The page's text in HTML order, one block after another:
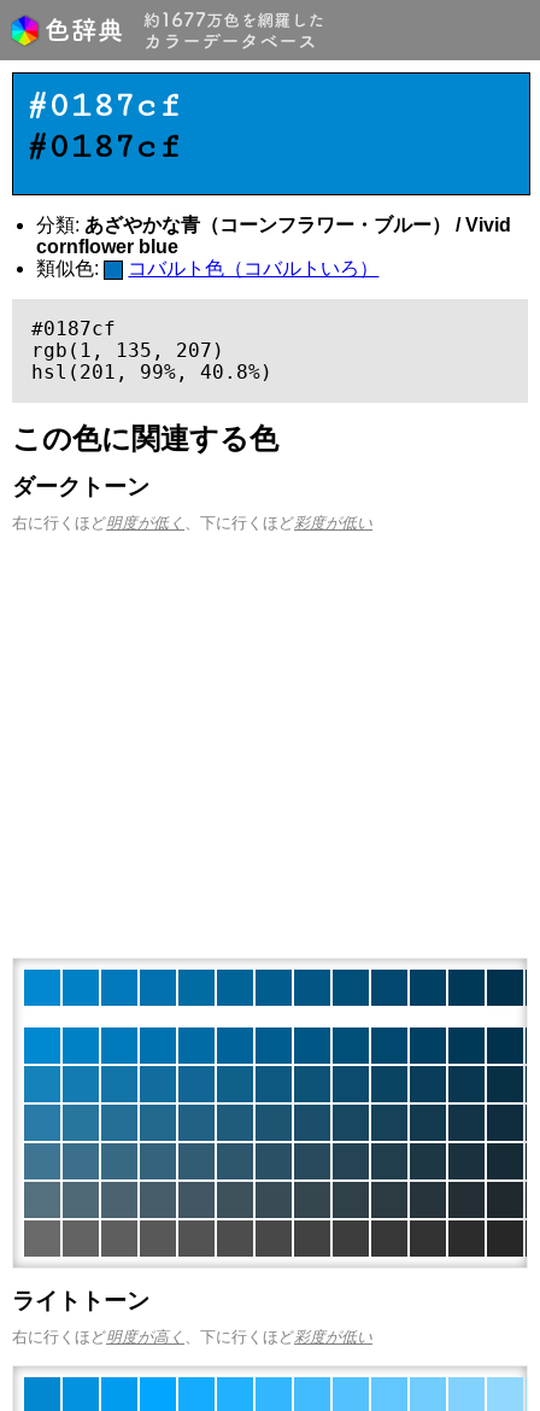
#0187cf
#0187cf
分類: あざやかな青（コーンフラワー・ブルー） / Vivid
cornflower blue
類似色:
コバルト色（コバルトいろ）
#0187cf
rgb(1, 135, 207)
hsl(201, 99%, 40.8%)
この色に関連する色
ダークトーン
右に行くほど明度が低く 、下に行くほど彩度が低い
ライトトーン
右に行くほど明度が高く 、下に行くほど彩度が低い